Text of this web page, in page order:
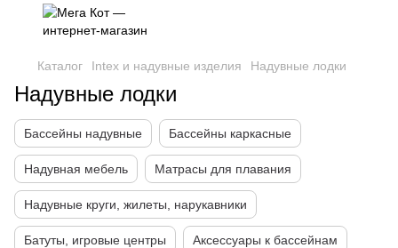
Каталог Intex и надувные изделия Надувные лодки
Надувные лодки
Бассейны надувные Бассейны каркасные
Надувная мебель Матрасы для плавания
Надувные круги, жилеты, нарукавники
Батуты, игровые центры Аксессуары к бассейнам